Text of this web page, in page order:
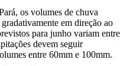
os volumes de chuva
em direção ao
para junho variam entre
devem seguir
entre 60mm e 100mm.